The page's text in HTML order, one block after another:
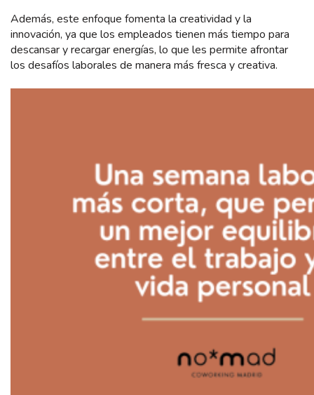
Además, este enfoque fomenta la creatividad y la
innovación, ya que los empleados tienen más tiempo para
descansar y recargar energías, lo que les permite afrontar
los desafíos laborales de manera más fresca y creativa.